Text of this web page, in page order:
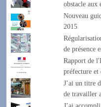
obstacle aux
Nouveau
2015
de présence
Rapport de
préfecture et
J’ai un titre
de travailler